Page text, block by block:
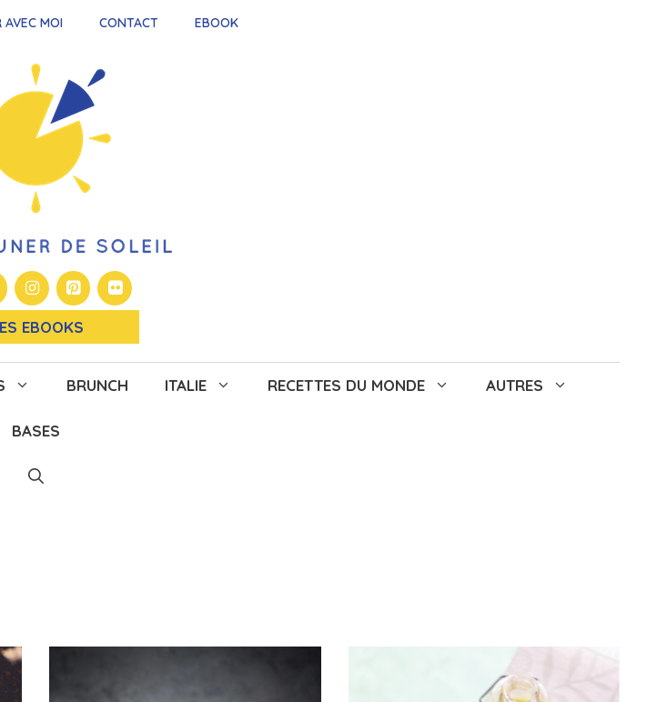
AVEC MOI CONTACT EBOOK
EBOOKS
BRUNCH ITALIE RECETTES DU MONDE AUTRES
BASES